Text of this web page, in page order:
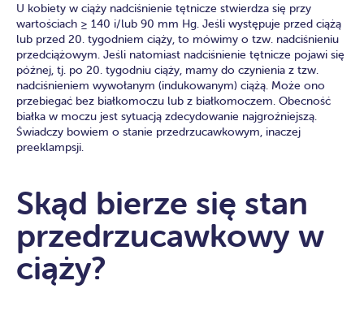
U kobiety w ciąży nadciśnienie tętnicze stwierdza się przy
wartościach ≥ 140 i/lub 90 mm Hg. Jeśli występuje przed ciążą
lub przed 20. tygodniem ciąży, to mówimy o tzw. nadciśnieniu
przedciążowym. Jeśli natomiast nadciśnienie tętnicze pojawi się
późnej, tj. po 20. tygodniu ciąży, mamy do czynienia z tzw.
nadciśnieniem wywołanym (indukowanym) ciążą. Może ono
przebiegać bez białkomoczu lub z białkomoczem. Obecność
białka w moczu jest sytuacją zdecydowanie najgroźniejszą.
Świadczy bowiem o stanie przedrzucawkowym, inaczej
preeklampsji.
Skąd bierze się stan
przedrzucawkowy w
ciąży?